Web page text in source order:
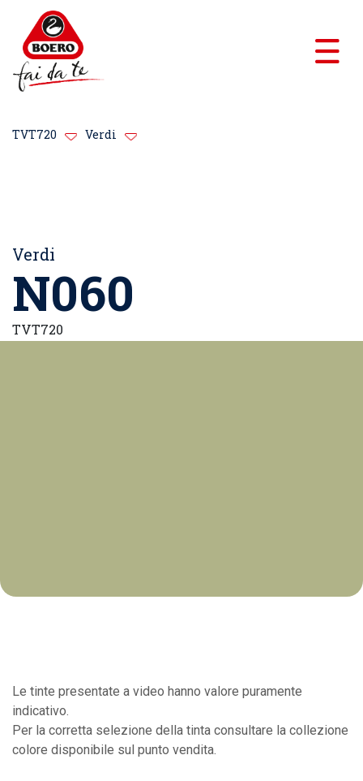
TVT720 Verdi
Verdi
N060
TVT720
Le tinte presentate a video hanno valore puramente
indicativo.
Per la corretta selezione della tinta consultare la collezione
colore disponibile sul punto vendita.